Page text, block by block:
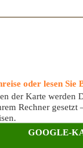
oder lesen Sie
der Karte werden
Rechner gesetzt
GOOGLE-